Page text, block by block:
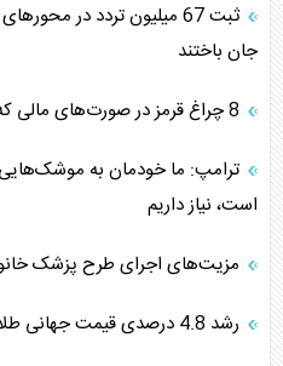
جان باختند
ترامپ: ما خودمان به
است، نیاز داریم
مزیت‌های اجرای طرح پزشک
رشد 4.8 درصدی قیمت جهانی طلا در معاملات هفته